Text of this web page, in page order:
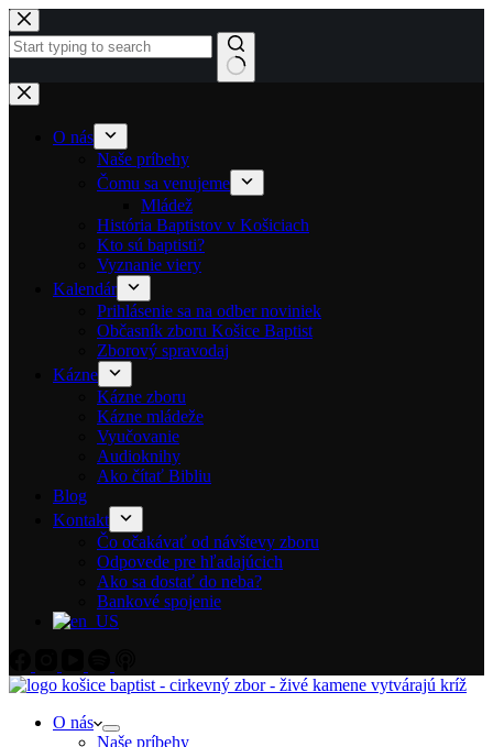
Skip to content
No results
O nás
Naše príbehy
Čomu sa venujeme
Mládež
História Baptistov v Košiciach
Kto sú baptisti?
Vyznanie viery
Kalendár
Prihlásenie sa na odber noviniek
Občasník zboru Košice Baptist
Zborový spravodaj
Kázne
Kázne zboru
Kázne mládeže
Vyučovanie
Audioknihy
Ako čítať Bibliu
Blog
Kontakt
Čo očakávať od návštevy zboru
Odpovede pre hľadajúcich
Ako sa dostať do neba?
Bankové spojenie
O nás
Naše príbehy